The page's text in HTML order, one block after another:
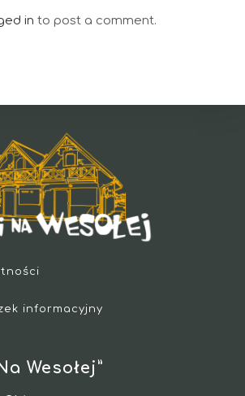
in to post a comment.
informacyjny
Wesołej”